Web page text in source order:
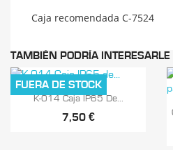
Caja recomendada C-7524
TAMBIÉN PODRÍA INTERESARLE
Vista rápida
K-014 Caja IP65 De...
7,50 €
FUERA DE STOCK